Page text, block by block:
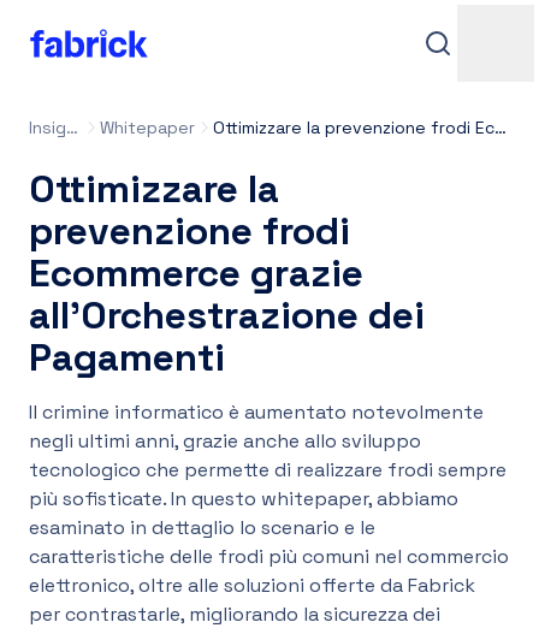
Assistenza
Contatti
Accedi
IT
Insight Whitepaper Ottimizzare la prevenzione frodi Ecommerce grazie all’Orchestrazione dei Pagamenti
Ottimizzare la
prevenzione frodi
Ecommerce grazie
all’Orchestrazione dei
Pagamenti
Il crimine informatico è aumentato notevolmente
negli ultimi anni, grazie anche allo sviluppo
tecnologico che permette di realizzare frodi sempre
più sofisticate. In questo whitepaper, abbiamo
esaminato in dettaglio lo scenario e le
caratteristiche delle frodi più comuni nel commercio
elettronico, oltre alle soluzioni offerte da Fabrick
per contrastarle, migliorando la sicurezza dei